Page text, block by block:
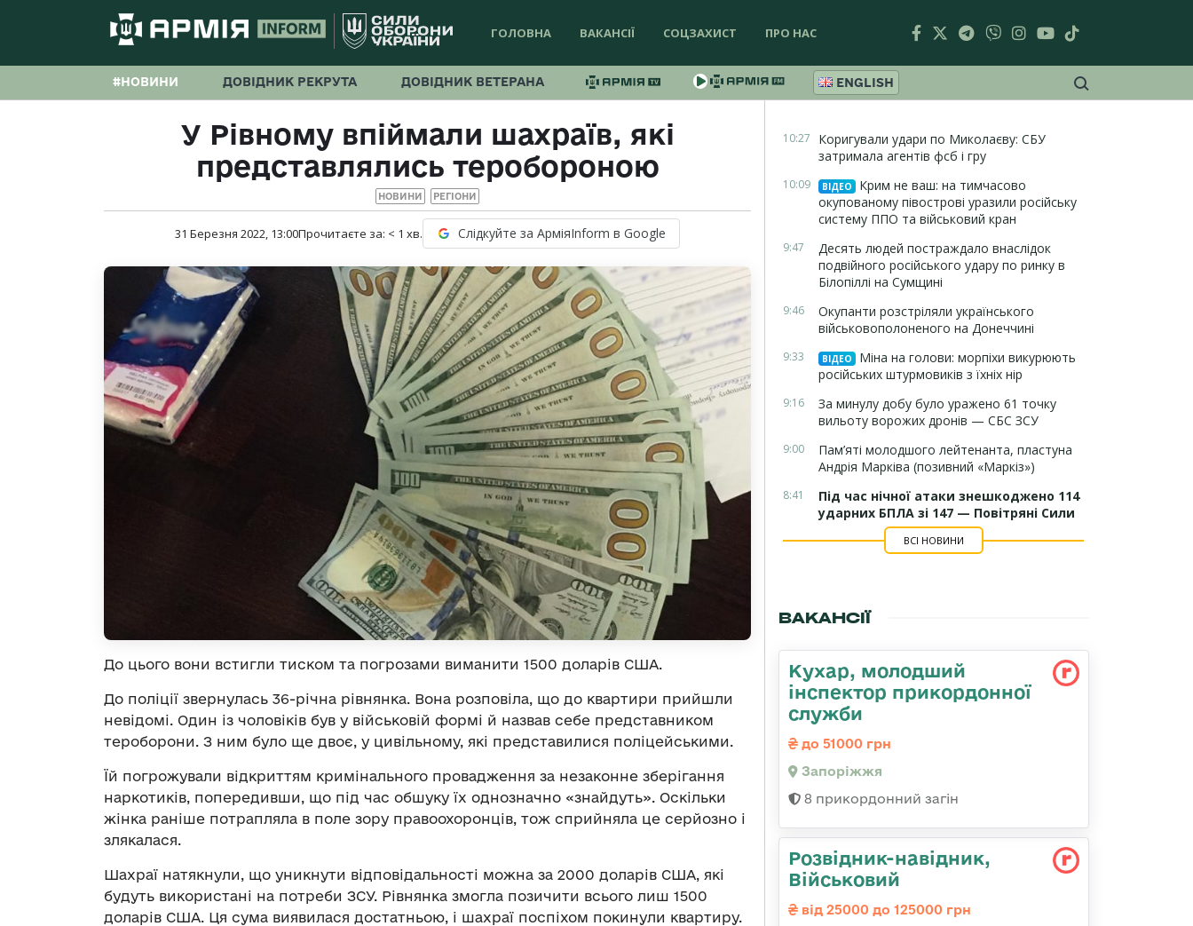
ГОЛОВНА ВАКАНСІЇ СОЦЗАХИСТ ПРО НАС
#НОВИНИ ДОВІДНИК РЕКРУТА ДОВІДНИК ВЕТЕРАНА ENGLISH
У Рівному впіймали шахраїв, які
представлялись теробороною
НОВИНИ РЕГІОНИ
31 Березня 2022, 13:00Прочитаєте за: < 1 хв. Слідкуйте за АрміяInform в Google
До цього вони встигли тиском та погрозами виманити 1500 доларів США.
До поліції звернулась 36-річна рівнянка. Вона розповіла, що до квартири прийшли
невідомі. Один із чоловіків був у військовій формі й назвав себе представником
тероборони. З ним було ще двоє, у цивільному, які представилися поліцейськими.
Їй погрожували відкриттям кримінального провадження за незаконне зберігання
наркотиків, попередивши, що під час обшуку їх однозначно «знайдуть». Оскільки
жінка раніше потрапляла в поле зору правоохоронців, тож сприйняла це серйозно і
злякалася.
Шахраї натякнули, що уникнути відповідальності можна за 2000 доларів США, які
будуть використані на потреби ЗСУ. Рівнянка змогла позичити всього лиш 1500
доларів США. Ця сума виявилася достатньою, і шахраї поспіхом покинули квартиру.
10:27
Коригували удари по Миколаєву: СБУ
затримала агентів фсб і гру
10:09 ВІДЕО
Крим не ваш: на тимчасово
окупованому півострові уразили російську
систему ППО та військовий кран
9:47
Десять людей постраждало внаслідок
подвійного російського удару по ринку в
Білопіллі на Сумщині
9:46
Окупанти розстріляли українського
військовополоненого на Донеччині
9:33 ВІДЕО
Міна на голови: морпіхи викурюють
російських штурмовиків з їхніх нір
9:16
За минулу добу було уражено 61 точку
вильоту ворожих дронів — СБС ЗСУ
9:00
Пам’яті молодшого лейтенанта, пластуна
Андрія Марківа (позивний «Маркіз»)
8:41
Під час нічної атаки знешкоджено 114
ударних БПЛА зі 147 — Повітряні Сили
ВСІ НОВИНИ
ВАКАНСІЇ
Кухар, молодший
інспектор прикордонної
служби
до 51000 грн
Запоріжжя
8 прикордонний загін
Розвідник-навідник,
Військовий
від 25000 до 125000 грн